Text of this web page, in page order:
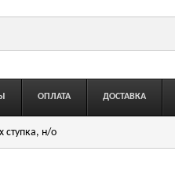
ОПЛАТА ДОСТАВКА
ступка, н/о